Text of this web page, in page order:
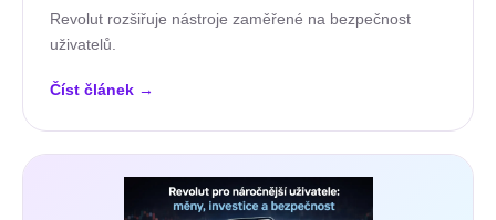
Revolut rozšiřuje nástroje zaměřené na bezpečnost
uživatelů.
Číst článek →